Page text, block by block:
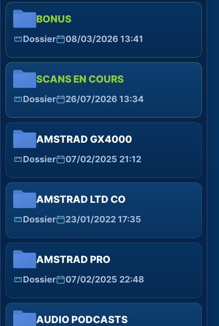
BONUS
Dossier 08/03/2026 13:41
SCANS EN COURS
Dossier 26/07/2026 13:34
AMSTRAD GX4000
Dossier 07/02/2025 21:12
AMSTRAD LTD CO
Dossier 23/01/2022 17:35
AMSTRAD PRO
Dossier 07/02/2025 22:48
AUDIO PODCASTS